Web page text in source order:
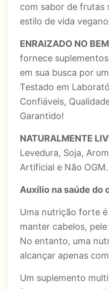
com sabor de frutas
estilo de vida
ENRAIZADO NO
fornece
em sua busca por
Testado em
Confiáveis,
Garantido!
NATURALMENTE
Levedura, Soja,
Artificial e Não OGM.
Auxílio na saúde do
Uma nutrição forte
manter cabelos,
No entanto, uma
alcançar apenas
Um suplemento